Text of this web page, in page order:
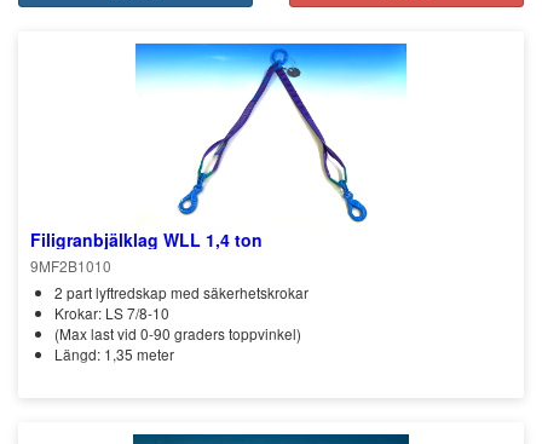
Filigranbjälklag WLL 1,4 ton
9MF2B1010
2 part lyftredskap med säkerhetskrokar
Krokar: LS 7/8-10
(Max last vid 0-90 graders toppvinkel)
Längd: 1,35 meter